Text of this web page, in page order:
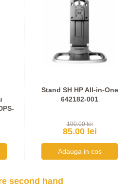
Stand SH HP All-in-One
642182-001
100.00 lei
85.00 lei
second hand